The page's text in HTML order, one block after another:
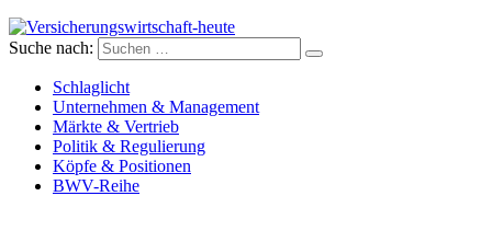
Versicherungswirtschaft-heute
Suche nach:
Schlaglicht
Unternehmen & Management
Märkte & Vertrieb
Politik & Regulierung
Köpfe & Positionen
BWV-Reihe